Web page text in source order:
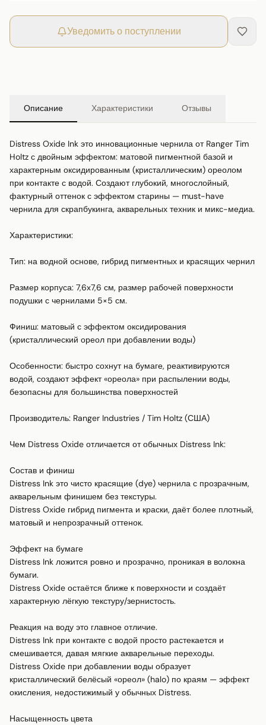
Уведомить о поступлении
Описание Характеристики Отзывы
Distress Oxide Ink это инновационные чернила от Ranger Tim
Holtz с двойным эффектом: матовой пигментной базой и
характерным оксидированным (кристаллическим) ореолом
при контакте с водой. Создают глубокий, многослойный,
фактурный оттенок с эффектом старины — must-have
чернила для скрапбукинга, акварельных техник и микс-медиа.
Характеристики:
Тип: на водной основе, гибрид пигментных и красящих чернил
Размер корпуса: 7,6x7,6 см, размер рабочей поверхности
подушки с чернилами 5×5 см.
Финиш: матовый с эффектом оксидирования
(кристаллический ореол при добавлении воды)
Особенности: быстро сохнут на бумаге, реактивируются
водой, создают эффект «ореола» при распылении воды,
безопасны для большинства поверхностей
Производитель: Ranger Industries / Tim Holtz (США)
Чем Distress Oxide отличается от обычных Distress Ink:
Состав и финиш
Distress Ink это чисто красящие (dye) чернила с прозрачным,
акварельным финишем без текстуры.
Distress Oxide гибрид пигмента и краски, даёт более плотный,
матовый и непрозрачный оттенок.
Эффект на бумаге
Distress Ink ложится ровно и прозрачно, проникая в волокна
бумаги.
Distress Oxide остаётся ближе к поверхности и создаёт
характерную лёгкую текстуру/зернистость.
Реакция на воду это главное отличие.
Distress Ink при контакте с водой просто растекается и
смешивается, давая мягкие акварельные переходы.
Distress Oxide при добавлении воды образует
кристаллический белёсый «ореол» (halo) по краям — эффект
окисления, недостижимый у обычных Distress.
Насыщенность цвета